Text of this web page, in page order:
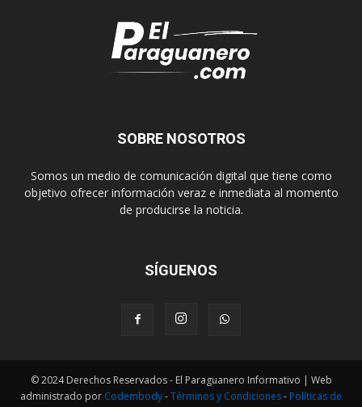
SOBRE NOSOTROS
Somos un medio de comunicación digital que tiene como
objetivo ofrecer información veraz e inmediata al momento
de producirse la noticia.
SÍGUENOS
© 2024 Derechos Reservados - El Paraguanero Informativo | Web
administrado por Codembody-Términos y Condiciones- Políticas de